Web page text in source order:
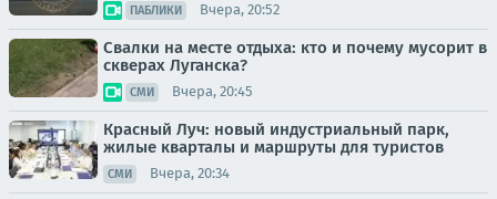
ПАБЛИКИ Вчера, 20:52
Свалки на месте отдыха: кто и почему мусорит в
скверах Луганска?
СМИ Вчера, 20:45
Красный Луч: новый индустриальный парк,
жилые кварталы и маршруты для туристов
СМИ Вчера, 20:34